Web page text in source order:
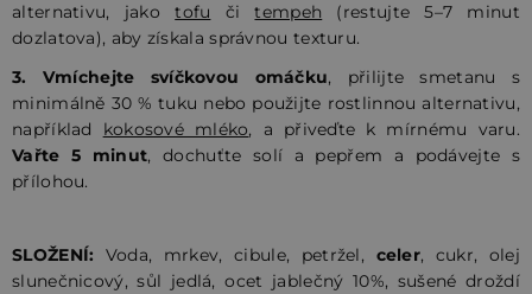
alternativu, jakotofu čitempeh (restujte 5–7 minut
dozlatova), aby získala správnou texturu.
3.
Vmíchejte svíčkovou omáčku, přilijte smetanu s
minimálně 30 % tuku nebo použijte rostlinnou alternativu,
například kokosové mléko, a přiveďte k mírnému varu.
Vařte 5 minut, dochuťte solí a pepřem a podávejte s
přílohou.
SLOŽENÍ: Voda, mrkev, cibule, petržel, celer, cukr, olej
slunečnicový, sůl jedlá, ocet jablečný 10%, sušené droždí